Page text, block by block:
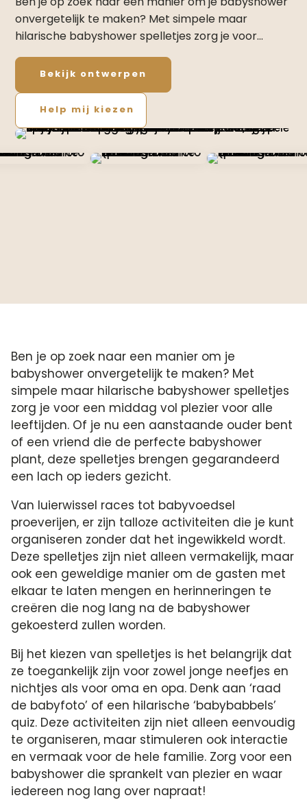
onvergetelijk te maken? Met simpele maar
hilarische babyshower spelletjes zorg je voor…
Bekijk ontwerpen
Help mij kiezen
Ben je op zoek naar een manier om je
babyshower onvergetelijk te maken? Met
simpele maar hilarische babyshower spelletjes
zorg je voor een middag vol plezier voor alle
leeftijden.​ Of je nu een aanstaande ouder bent
of een vriend die de perfecte babyshower
plant, deze spelletjes brengen gegarandeerd
een lach op ieders gezicht.​
Van luierwissel races tot babyvoedsel
proeverijen, er zijn talloze activiteiten die je kunt
organiseren zonder dat het ingewikkeld wordt.​
Deze spelletjes zijn niet alleen vermakelijk, maar
ook een geweldige manier om de gasten met
elkaar te laten mengen en herinneringen te
creëren die nog lang na de babyshower
gekoesterd zullen worden.​
Bij het kiezen van spelletjes is het belangrijk dat
ze toegankelijk zijn voor zowel jonge neefjes en
nichtjes als voor oma en opa.​ Denk aan ‘raad
de babyfoto’ of een hilarische ‘babybabbels’
quiz.​ Deze activiteiten zijn niet alleen eenvoudig
te organiseren, maar stimuleren ook interactie
en vermaak voor de hele familie.​ Zorg voor een
babyshower die sprankelt van plezier en waar
iedereen nog lang over napraat!